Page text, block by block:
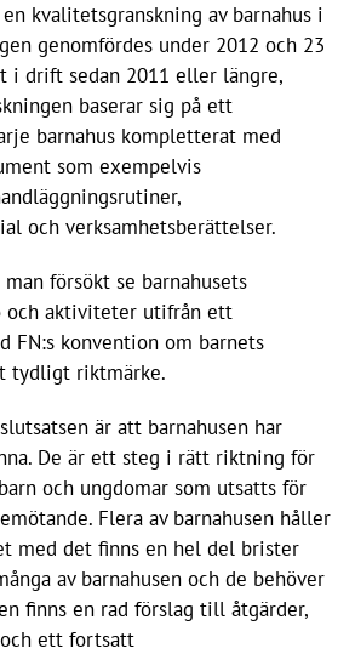
kvalitetsgranskning av barnahus i
genomfördes under 2012 och 23
i drift sedan 2011 eller längre,
baserar sig på ett
barnahus kompletterat med
som exempelvis
och verksamhetsberättelser.
försökt se barnahusets
och aktiviteter utifrån ett
FN:s konvention om barnets
tydligt riktmärke.
är att barnahusen har
De är ett steg i rätt riktning för
och ungdomar som utsatts för
Flera av barnahusen håller
med det finns en hel del brister
av barnahusen och de behöver
finns en rad förslag till åtgärder,
ett fortsatt